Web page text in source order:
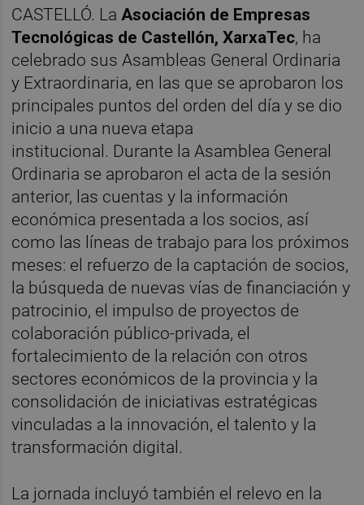
CASTELLÓ. LaAsociación de Empresas
Tecnológicas de Castellón, XarxaTec, ha
celebrado sus Asambleas General Ordinaria
y Extraordinaria, en las que se aprobaron los
principales puntos del orden del día y se dio
inicio a una nueva etapa
institucional. Durante la Asamblea General
Ordinaria se aprobaron el acta de la sesión
anterior, las cuentas y la información
económica presentada a los socios, así
como las líneas de trabajo para los próximos
meses: el refuerzo de la captación de socios,
la búsqueda de nuevas vías de financiación y
patrocinio, el impulso de proyectos de
colaboración público-privada, el
fortalecimiento de la relación con otros
sectores económicos de la provincia y la
consolidación de iniciativas estratégicas
vinculadas a la innovación, el talento y la
transformación digital.
La jornada incluyó también el relevo en la